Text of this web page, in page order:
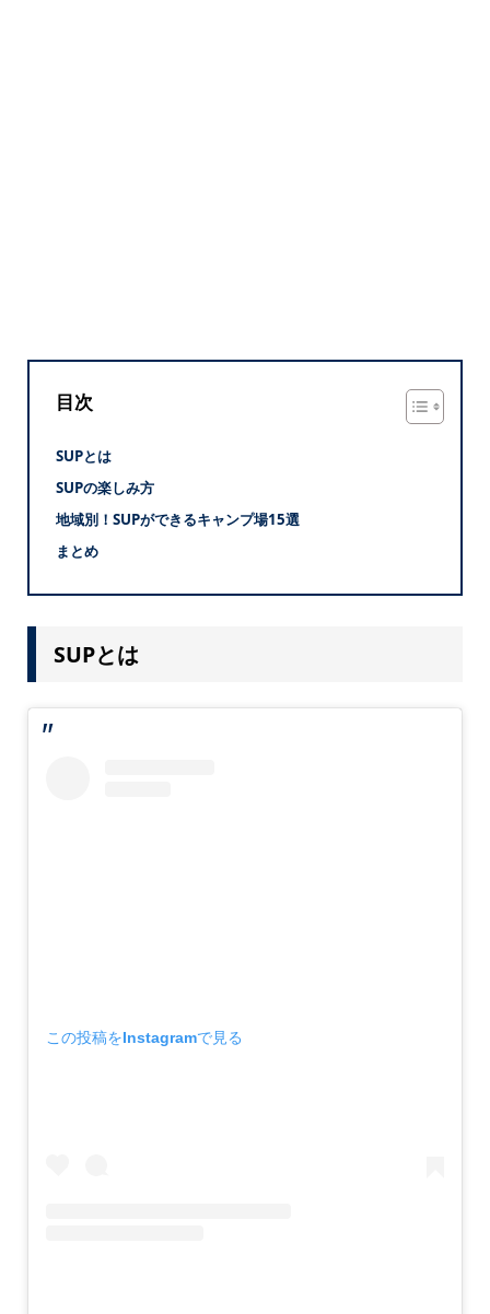
目次
SUPとは
SUPの楽しみ方
地域別！SUPができるキャンプ場15選
まとめ
SUPとは
この投稿をInstagramで見る